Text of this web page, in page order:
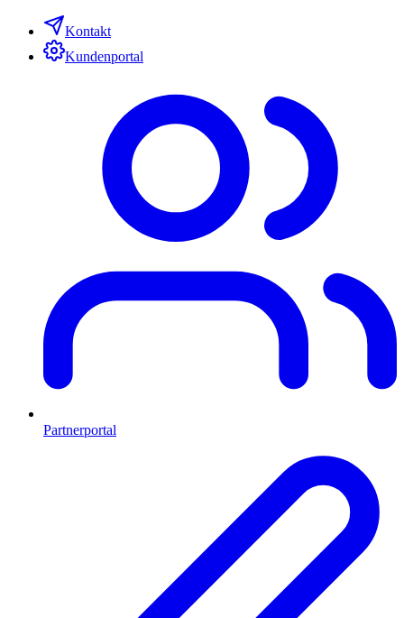
Kontakt
Kundenportal
Partnerportal